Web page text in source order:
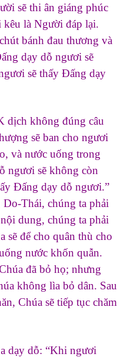
sẽ thi ân giáng phúc
là Người đáp lại.
bánh đau thương và
dạy dỗ ngươi sẽ
sẽ thấy Đấng dạy
dịch không đúng câu
sẽ ban cho ngươi
và nước uống trong
ngươi sẽ không còn
Đấng dạy dỗ ngươi.”
Thái, chúng ta phải
dung, chúng ta phải
sẽ để cho quân thù cho
nước khốn quẫn.
đã bỏ họ; nhưng
không lìa bỏ dân. Sau
Chúa sẽ tiếp tục chăm
dạy dỗ: “Khi ngươi